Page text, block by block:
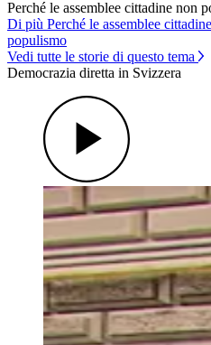
Perché le assemblee cittadine non
Di più Perché le assemblee
populismo
Vedi tutte le storie di questo tema
Democrazia diretta in Svizzera